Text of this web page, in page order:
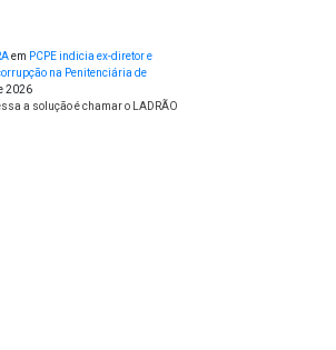
em PCPE indicia ex-diretor e
na Penitenciária de
2026
a solução é chamar o LADRÃO